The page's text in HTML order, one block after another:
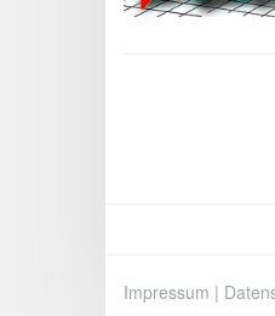
Impressum |